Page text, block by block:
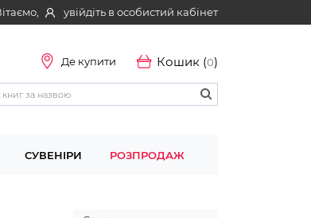
увійдіть в особистий кабінет
Де купити Кошик (0)
СУВЕНІРИ РОЗПРОДАЖ